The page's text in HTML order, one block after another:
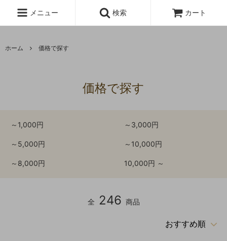
メニュー 検索 カート
ホーム 価格で探す
価格で探す
～1,000円 ～3,000円
～5,000円 ～10,000円
～8,000円 10,000円 ～
全 246 商品